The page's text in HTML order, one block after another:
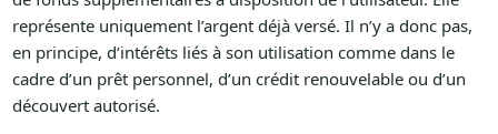
représente uniquement l’argent déjà versé. Il n’y a donc pas,
en principe, d’intérêts liés à son utilisation comme dans le
cadre d’un prêt personnel, d’un crédit renouvelable ou d’un
découvert autorisé.